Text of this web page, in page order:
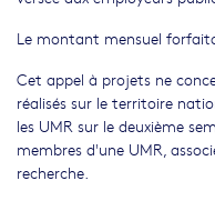
Le montant mensuel
Cet appel à projets ne
réalisés sur le territoire
les UMR sur le deuxième
membres d'une UMR,
recherche.